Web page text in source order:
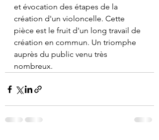
et évocation des étapes de la
création d'un violoncelle. Cette
pièce est le fruit d'un long travail de
création en commun. Un triomphe
auprès du public venu très
nombreux.